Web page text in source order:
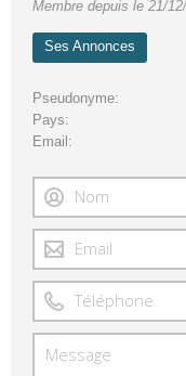
Membre depuis le 21/
Ses Annonces
Pseudonyme
Pays
Email